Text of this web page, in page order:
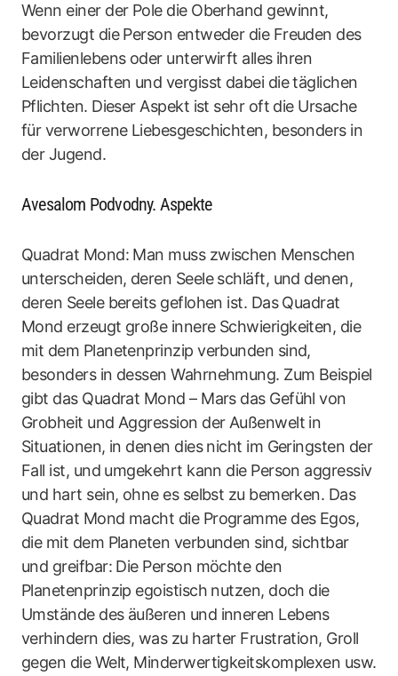
Wenn einer der Pole die Oberhand gewinnt,
bevorzugt die Person entweder die Freuden des
Familienlebens oder unterwirft alles ihren
Leidenschaften und vergisst dabei die täglichen
Pflichten. Dieser Aspekt ist sehr oft die Ursache
für verworrene Liebesgeschichten, besonders in
der Jugend.
Avesalom Podvodny. Aspekte
Quadrat Mond: Man muss zwischen Menschen
unterscheiden, deren Seele schläft, und denen,
deren Seele bereits geflohen ist. Das Quadrat
Mond erzeugt große innere Schwierigkeiten, die
mit dem Planetenprinzip verbunden sind,
besonders in dessen Wahrnehmung. Zum Beispiel
gibt das Quadrat Mond – Mars das Gefühl von
Grobheit und Aggression der Außenwelt in
Situationen, in denen dies nicht im Geringsten der
Fall ist, und umgekehrt kann die Person aggressiv
und hart sein, ohne es selbst zu bemerken. Das
Quadrat Mond macht die Programme des Egos,
die mit dem Planeten verbunden sind, sichtbar
und greifbar: Die Person möchte den
Planetenprinzip egoistisch nutzen, doch die
Umstände des äußeren und inneren Lebens
verhindern dies, was zu harter Frustration, Groll
gegen die Welt, Minderwertigkeitskomplexen usw.